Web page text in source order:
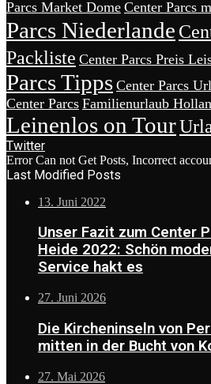
Parcs Market Dome Center Parcs
Parcs Niederlande
Packliste Center Parcs Preis
Parcs Tipps Center Parcs
Center Parcs Familienurlaub
Leinenlos on Tour
Twitter
Error Can not Get Posts, Incorrect
Last Modified Posts
13. Juni 2022
Unser Fazit zum Center
Heide 2022: Schön
Service hakt es
27. Juni 2026
Die Kircheninseln von
mitten in der Bucht von
27. Mai 2026